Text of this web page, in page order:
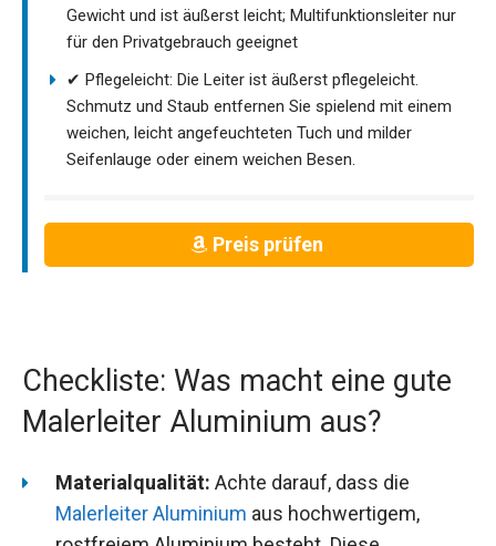
Gewicht und ist äußerst leicht; Multifunktionsleiter nur
für den Privatgebrauch geeignet
✔ Pflegeleicht: Die Leiter ist äußerst pflegeleicht.
Schmutz und Staub entfernen Sie spielend mit einem
weichen, leicht angefeuchteten Tuch und milder
Seifenlauge oder einem weichen Besen.
Preis prüfen
Checkliste: Was macht eine gute
Malerleiter Aluminium aus?
Materialqualität: Achte darauf, dass die
Malerleiter Aluminium aus hochwertigem,